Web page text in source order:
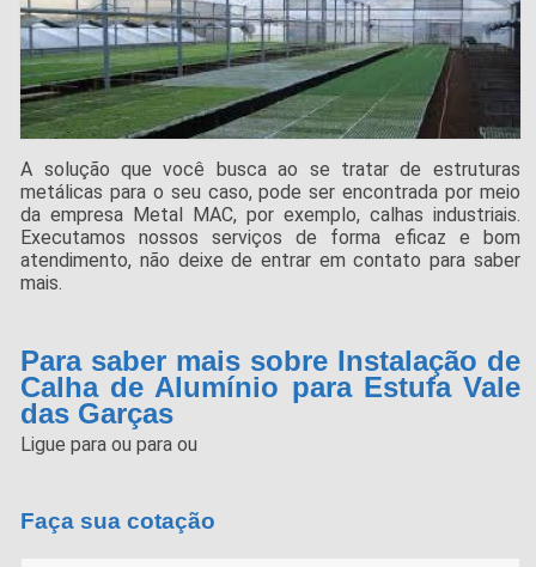
A solução que você busca ao se tratar de estruturas
metálicas para o seu caso, pode ser encontrada por meio
da empresa Metal MAC, por exemplo, calhas industriais.
Executamos nossos serviços de forma eficaz e bom
atendimento, não deixe de entrar em contato para saber
mais.
Para saber mais sobre Instalação de
Calha de Alumínio para Estufa Vale
das Garças
Ligue paraou paraou
Faça sua cotação